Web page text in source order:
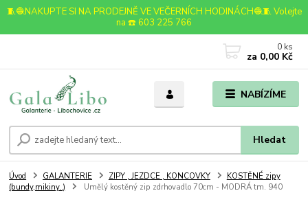
🧵🧶NAKUPTE SI NA PRODEJNĚ VE VEČERNÍCH HODINÁCH🧶🧵 Volejte
na ☎️ 603 225 766
NABÍZÍME
Hledat
0 ks
za 0,00 Kč
Úvod GALANTERIE ZIPY , JEZDCE , KONCOVKY
KOSTĚNÉ zipy
(bundy,mikiny..)
Umělý kostěný zip zdrhovadlo 70cm - MODRÁ tm. 940